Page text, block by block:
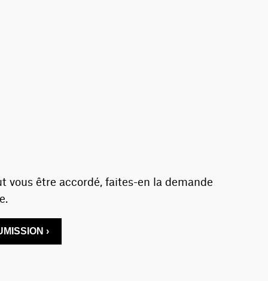
vous être accordé, faites-en la demande
›